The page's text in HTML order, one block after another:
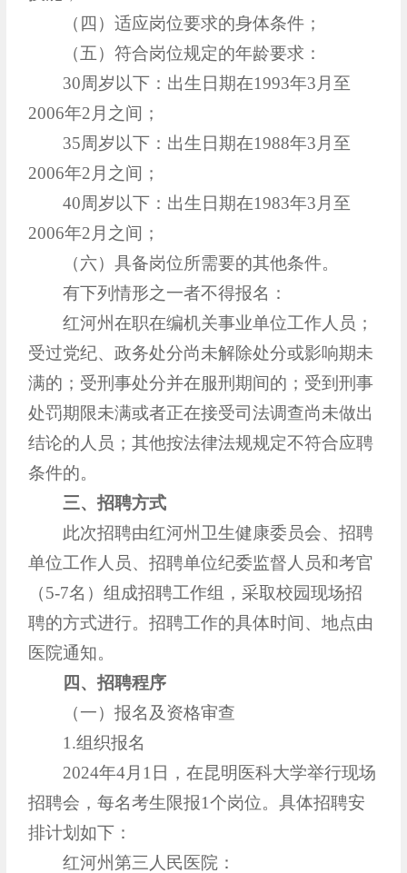
（四）适应岗位要求的身体条件；
（五）符合岗位规定的年龄要求：
30周岁以下：出生日期在1993年3月至
2006年2月之间；
35周岁以下：出生日期在1988年3月至
2006年2月之间；
40周岁以下：出生日期在1983年3月至
2006年2月之间；
（六）具备岗位所需要的其他条件。
有下列情形之一者不得报名：
红河州在职在编机关事业单位工作人员；
受过党纪、政务处分尚未解除处分或影响期未
满的；受刑事处分并在服刑期间的；受到刑事
处罚期限未满或者正在接受司法调查尚未做出
结论的人员；其他按法律法规规定不符合应聘
条件的。
三、招聘方式
此次招聘由红河州卫生健康委员会、招聘
单位工作人员、招聘单位纪委监督人员和考官
（5-7名）组成招聘工作组，采取校园现场招
聘的方式进行。招聘工作的具体时间、地点由
医院通知。
四、招聘程序
（一）报名及资格审查
1.组织报名
2024年4月1日，在昆明医科大学举行现场
招聘会，每名考生限报1个岗位。具体招聘安
排计划如下：
红河州第三人民医院：